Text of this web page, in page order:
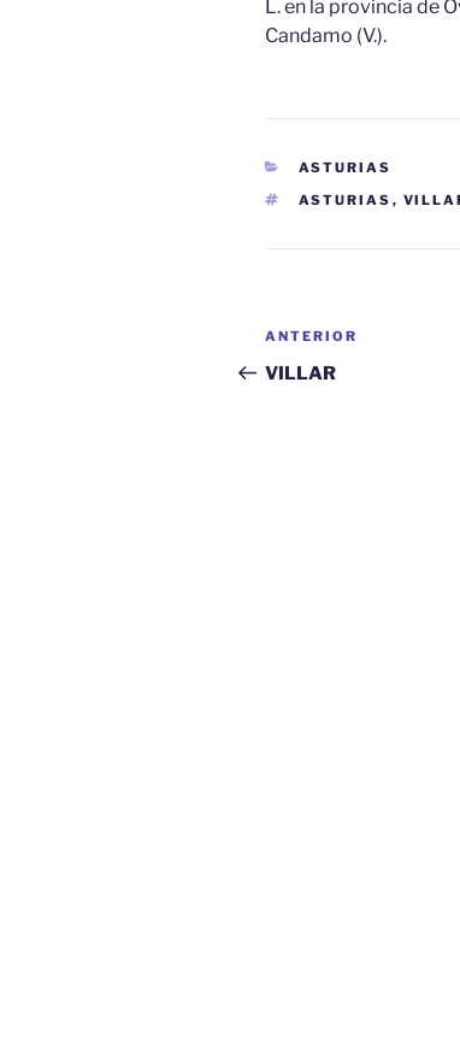
L. en la provincia de
Candamo (V.).
CATEGORÍAS
ASTURIAS
ETIQUETAS
ASTURIAS ,
Navegación
de
Entrada
anterior:
ANTERIOR
VILLAR